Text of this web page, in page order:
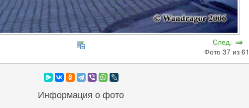
След.
Фото 37 из 61
Информация о фото